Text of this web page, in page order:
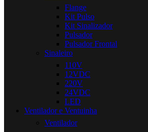
Flange
Kit Pulso
Kit Sinalizador
Pulsador
Pulsador Frontal
Sinaleiro
110V
12VDC
220V
24VDC
LED
Ventilador e Ventuinha
Ventilador